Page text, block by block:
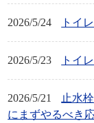
2026/5/24 トイ
2026/5/23 トイ
2026/5/21
止水
にまずやるべき